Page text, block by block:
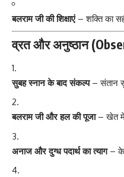
बलराम जी की शिक्षाएं– शक्ति का
व्रत और अनुष्ठान
सुबह स्नान के बाद संकल्प– संतान
बलराम जी और हल की पूजा– खेत में
अनाज और दुग्ध पदार्थ का त्याग–